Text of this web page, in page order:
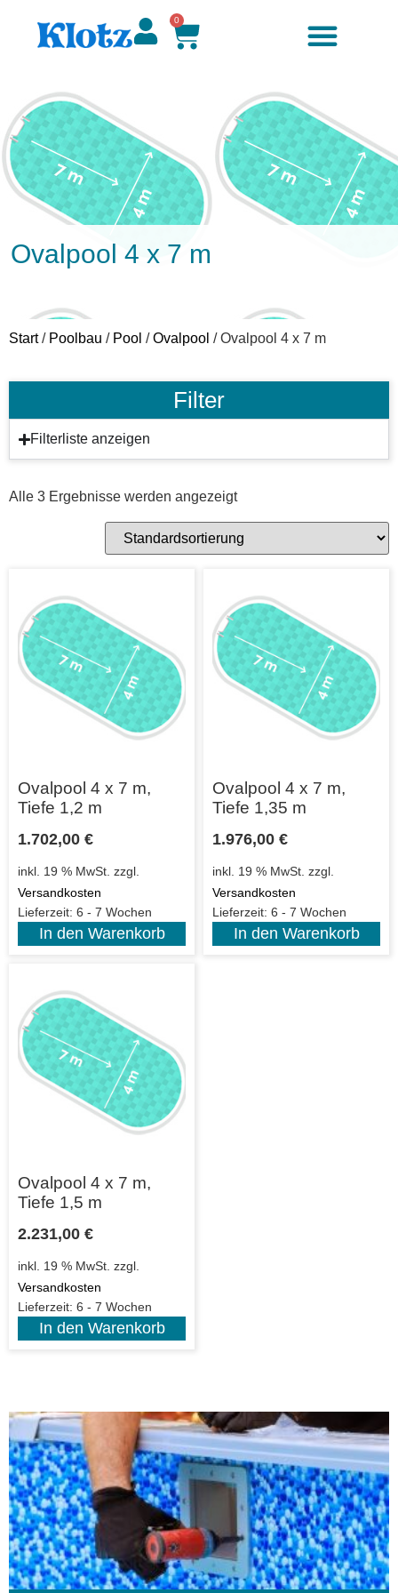
0
Ovalpool 4 x 7 m
Start/ Poolbau / Pool /Ovalpool / Ovalpool 4 x 7 m
Filter
Filterliste anzeigen
Alle 3 Ergebnisse werden angezeigt
Ovalpool 4 x 7 m,
Tiefe 1,2 m
1.702,00 €
inkl. 19 % MwSt. zzgl.
Versandkosten
Lieferzeit: 6 - 7 Wochen
In den Warenkorb
Ovalpool 4 x 7 m,
Tiefe 1,35 m
1.976,00 €
inkl. 19 % MwSt. zzgl.
Versandkosten
Lieferzeit: 6 - 7 Wochen
In den Warenkorb
Ovalpool 4 x 7 m,
Tiefe 1,5 m
2.231,00 €
inkl. 19 % MwSt. zzgl.
Versandkosten
Lieferzeit: 6 - 7 Wochen
In den Warenkorb